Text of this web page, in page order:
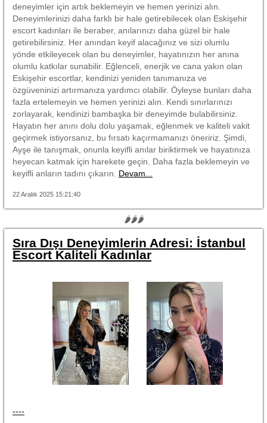
deneyimler için artık beklemeyin ve hemen yerinizi alın.
Deneyimlerinizi daha farklı bir hale getirebilecek olan Eskişehir
escort kadınları ile beraber, anılarınızı daha güzel bir hale
getirebilirsiniz. Her anından keyif alacağınız ve sizi olumlu
yönde etkileyecek olan bu deneyimler, hayatınızın her anına
olumlu katkılar sunabilir. Eğlenceli, enerjik ve cana yakın olan
Eskişehir escortlar, kendinizi yeniden tanımanıza ve
özgüveninizi artırmanıza yardımcı olabilir. Öyleyse bunları daha
fazla ertelemeyin ve hemen yerinizi alın. Kendi sınırlarınızı
zorlayarak, kendinizi bambaşka bir deneyimde bulabilirsiniz.
Hayatın her anını dolu dolu yaşamak, eğlenmek ve kaliteli vakit
geçirmek istiyorsanız, bu fırsatı kaçırmamanızı öneririz. Şimdi,
Ayşe ile tanışmak, onunla keyifli anılar biriktirmek ve hayatınıza
heyecan katmak için harekete geçin. Daha fazla beklemeyin ve
keyifli anların tadını çıkarın. Devam...
22 Aralık 2025 15:21:40
🌶🌶🌶
Sıra Dışı Deneyimlerin Adresi: İstanbul
Escort Kaliteli Kadınlar
----